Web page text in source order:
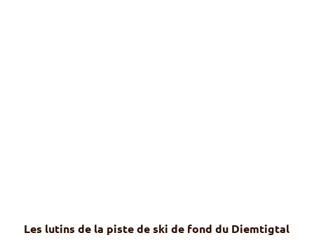
Location de
Les lutins de la piste de ski de fond du Diemtigtal